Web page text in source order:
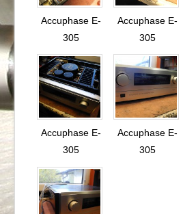
Accuphase E-
305
Accuphase E-
305
Accuphase E-
305
Accuphase E-
305